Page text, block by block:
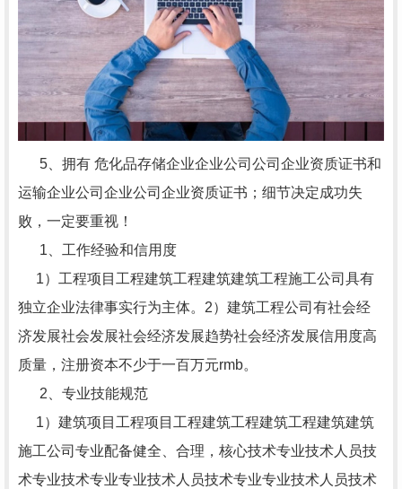
5、拥有 危化品存储企业企业公司公司企业资质证书和
运输企业公司企业公司企业资质证书；细节决定成功失
败，一定要重视！
1、工作经验和信用度
1）工程项目工程建筑工程建筑建筑工程施工公司具有
独立企业法律事实行为主体。2）建筑工程公司有社会经
济发展社会发展社会经济发展趋势社会经济发展信用度高
质量，注册资本不少于一百万元rmb。
2、专业技能规范
1）建筑项目工程项目工程建筑工程建筑工程建筑建筑
施工公司专业配备健全、合理，核心技术专业技术人员技
术专业技术专业专业技术人员技术专业专业技术人员技术